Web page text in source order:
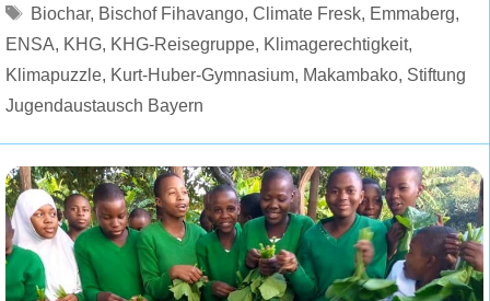
Schlagwörter
Biochar, Bischof Fihavango, Climate Fresk, Emmaberg,
ENSA, KHG, KHG-Reisegruppe, Klimagerechtigkeit,
Klimapuzzle, Kurt-Huber-Gymnasium, Makambako, Stiftung
Jugendaustausch Bayern